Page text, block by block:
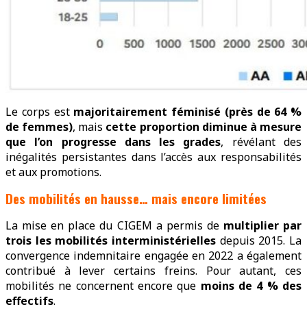
Le corps est majoritairement féminisé (près de 64 %
de femmes), mais cette proportion diminue à mesure
que l’on progresse dans les grades, révélant des
inégalités persistantes dans l’accès aux responsabilités
et aux promotions.
Des mobilités en hausse… mais encore limitées
La mise en place du CIGEM a permis de multiplier par
trois les mobilités interministérielles depuis 2015. La
convergence indemnitaire engagée en 2022 a également
contribué à lever certains freins. Pour autant, ces
mobilités ne concernent encore que moins de 4 % des
effectifs.